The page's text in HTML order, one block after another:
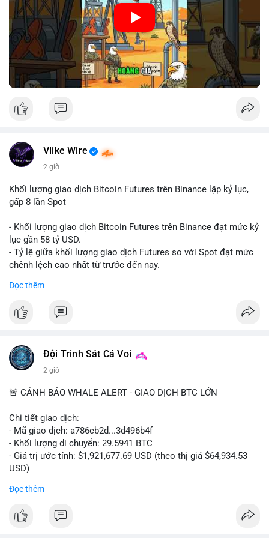
🎥 Xem video trực tiếp tại:
Nguồn: Cú Thông Thái
Vlike Wire
2 giờ
Khối lượng giao dịch Bitcoin Futures trên Binance lập kỷ lục,
gấp 8 lần Spot
- Khối lượng giao dịch Bitcoin Futures trên Binance đạt mức kỷ
lục gần 58 tỷ USD.
- Tỷ lệ giữa khối lượng giao dịch Futures so với Spot đạt mức
chênh lệch cao nhất từ trước đến nay.
dịch Spot.
#binance #btc
#vlikevn #titanbot
📰 Nguồn: Cointelegraph
Đọc thêm
Đội Trinh Sát Cá Voi
2 giờ
🚨 CẢNH BÁO WHALE ALERT - GIAO DỊCH BTC LỚN
Chi tiết giao dịch:
- Mã giao dịch: a786cb2d...3d496b4f
- Khối lượng di chuyển: 29.5941 BTC
- Giá trị ước tính: $1,921,677.69 USD (theo thị giá $64,934.53
USD)
USD được thực hiện trong một khối chưa xác nhận cho thấy
Đọc thêm